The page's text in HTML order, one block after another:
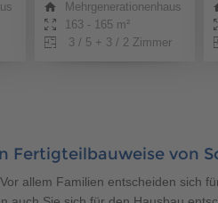
500
500
Mehrgenerationenhaus
163 - 165 m²
3 / 5 + 3 / 2 Zimmer
Fertigteilbauweise von
allem Familien entscheiden sich